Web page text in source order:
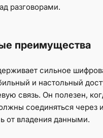
разговорами.
преимущества
сильное
и настольный
связь. Он полезен,
соединяться через
от владения данными.